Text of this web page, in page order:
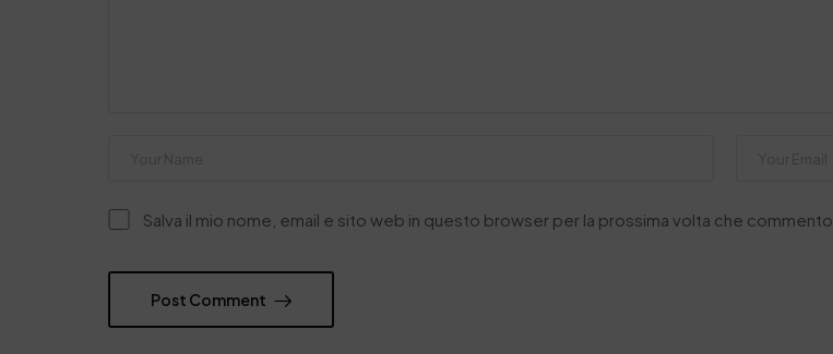
Salva il mio nome, email e sito web in questo browser per la prossima volta che commento.
Post Comment